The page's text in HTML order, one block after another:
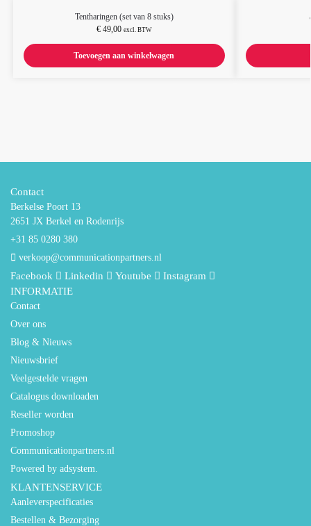
Tentharingen (set van 8 stuks)
€49,00 excl. BTW
Toevoegen aan winkelwagen
Contact
Berkelse Poort 13
2651 JX Berkel en Rodenrijs
+31 85 0280 380
verkoop@communicationpartners.nl
Facebook Linkedin Youtube
Instagram
INFORMATIE
Contact
Over ons
Blog & Nieuws
Nieuwsbrief
Veelgestelde vragen
Catalogus downloaden
Reseller worden
Promoshop
Communicationpartners.nl
Powered by adsystem.
KLANTENSERVICE
Aanleverspecificaties
Bestellen & Bezorging